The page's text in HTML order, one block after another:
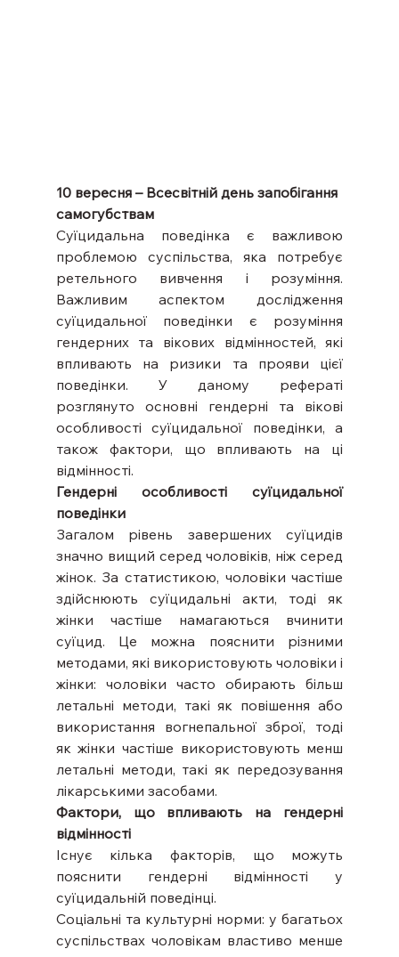
10 вересня – Всесвітній день запобігання
самогубствам
Суїцидальна поведінка є важливою
проблемою суспільства, яка потребує
ретельного вивчення і розуміння.
Важливим аспектом дослідження
суїцидальної поведінки є розуміння
гендерних та вікових відмінностей, які
впливають на ризики та прояви цієї
поведінки. У даному рефераті
розглянуто основні гендерні та вікові
особливості суїцидальної поведінки, а
також фактори, що впливають на ці
відмінності.
Гендерні особливості суїцидальної
поведінки
Загалом рівень завершених суїцидів
значно вищий серед чоловіків, ніж серед
жінок. За статистикою, чоловіки частіше
здійснюють суїцидальні акти, тоді як
жінки частіше намагаються вчинити
суїцид. Це можна пояснити різними
методами, які використовують чоловіки і
жінки: чоловіки часто обирають більш
летальні методи, такі як повішення або
використання вогнепальної зброї, тоді
як жінки частіше використовують менш
летальні методи, такі як передозування
лікарськими засобами.
Фактори, що впливають на гендерні
відмінності
Існує кілька факторів, що можуть
пояснити гендерні відмінності у
суїцидальній поведінці.
Соціальні та культурні норми: у багатьох
суспільствах чоловікам властиво менше